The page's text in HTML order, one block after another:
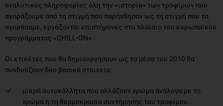
αναλυτικές πληροφορίες όλη την «ιστορία» των τροφίμων που
αγοράζουμε από τη στιγμή που παρήχθησαν ως τη στιγμή που τα
αγοράσαμε, εργάζονται επιστήμονες στο πλαίσιο του ευρωπαϊκού
προγράμματος «CHILL-ON».
Οι ετικέτες που θα δημιουργήσουν ως τα μέσα του 2010 θα
συνδυάζουν δύο βασικά στοιχεία:
μικρά αυτοκόλλητα που αλλάζουν χρώμα ανάλογα με το
χρώμα ή τη θερμοκρασία συντήρησης του τροφίμου.